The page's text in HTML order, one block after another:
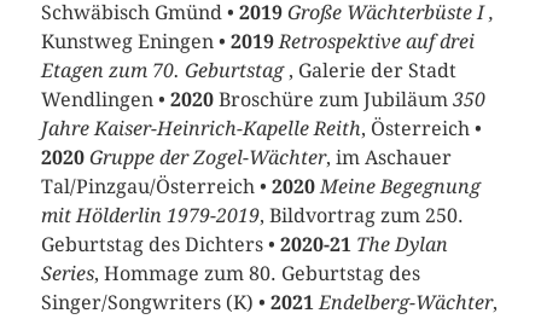
Schwäbisch Gmünd • 2019 Große Wächterbüste I ,
Kunstweg Eningen • 2019Retrospektive auf drei
Etagen zum 70. Geburtstag, Galerie der Stadt
Wendlingen • 2020 Broschüre zum Jubiläum 350
Jahre Kaiser-Heinrich-Kapelle Reith, Österreich •
2020 Gruppe der Zogel-Wächter, im Aschauer
Tal/Pinzgau/Österreich • 2020Meine Begegnung
mit Hölderlin 1979-2019, Bildvortrag zum 250.
Geburtstag des Dichters • 2020-21 The Dylan
Series, Hommage zum 80. Geburtstag des
Singer/Songwriters (K) • 2021 Endelberg-Wächter,